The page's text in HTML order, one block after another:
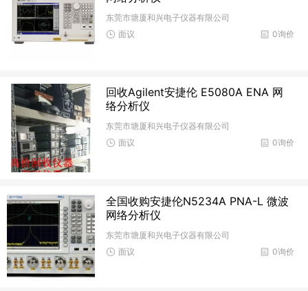
东莞市塘厦和兴电子仪器有限公司
0询价
面议
回收Agilent安捷伦 E5080A ENA 网
络分析仪
东莞市塘厦和兴电子仪器有限公司
0询价
面议
全国收购安捷伦N5234A PNA-L 微波
网络分析仪
东莞市塘厦和兴电子仪器有限公司
0询价
面议